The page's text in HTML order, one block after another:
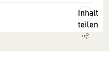
Inhalt
teilen